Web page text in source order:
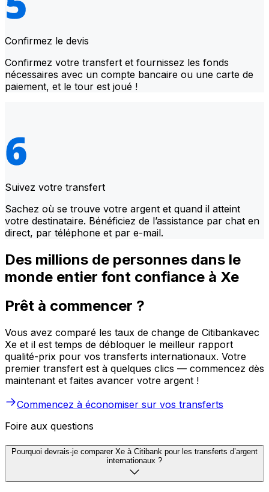
Confirmez le devis
Confirmez votre transfert et fournissez les fonds
nécessaires avec un compte bancaire ou une carte de
paiement, et le tour est joué !
Suivez votre transfert
Sachez où se trouve votre argent et quand il atteint
votre destinataire. Bénéficiez de l’assistance par chat en
direct, par téléphone et par e-mail.
Des millions de personnes dans le
monde entier font confiance à Xe
Prêt à commencer ?
Vous avez comparé les taux de change de Citibankavec
Xe et il est temps de débloquer le meilleur rapport
qualité-prix pour vos transferts internationaux. Votre
premier transfert est à quelques clics — commencez dès
maintenant et faites avancer votre argent !
Commencez à économiser sur vos transferts
Foire aux questions
Pourquoi devrais-je comparer Xe à Citibank pour les transferts d’argent
internationaux ?